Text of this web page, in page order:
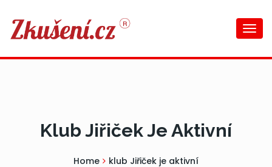
Klub Jiřiček Je Aktivní
Home klub Jiřiček je aktivní